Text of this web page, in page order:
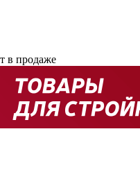
в продаже